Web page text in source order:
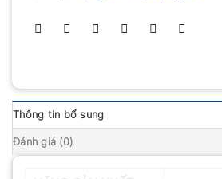
Thông tin bổ sung
Đánh giá (0)